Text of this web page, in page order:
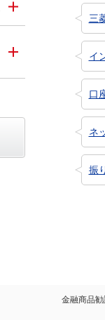
三
イ
口
ネ
振
金融商品